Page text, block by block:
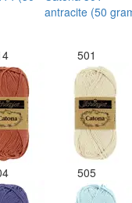
501
505